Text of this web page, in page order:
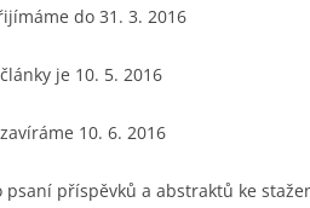
do 31. 3. 2016
je 10. 5. 2016
10. 6. 2016
psaní příspěvků a abstraktů ke